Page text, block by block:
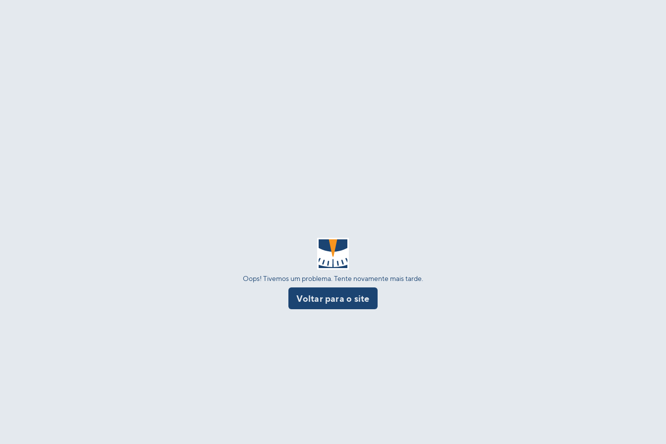
Oops! Tivemos um problema. Tente novamente mais tarde.
Voltar para o site